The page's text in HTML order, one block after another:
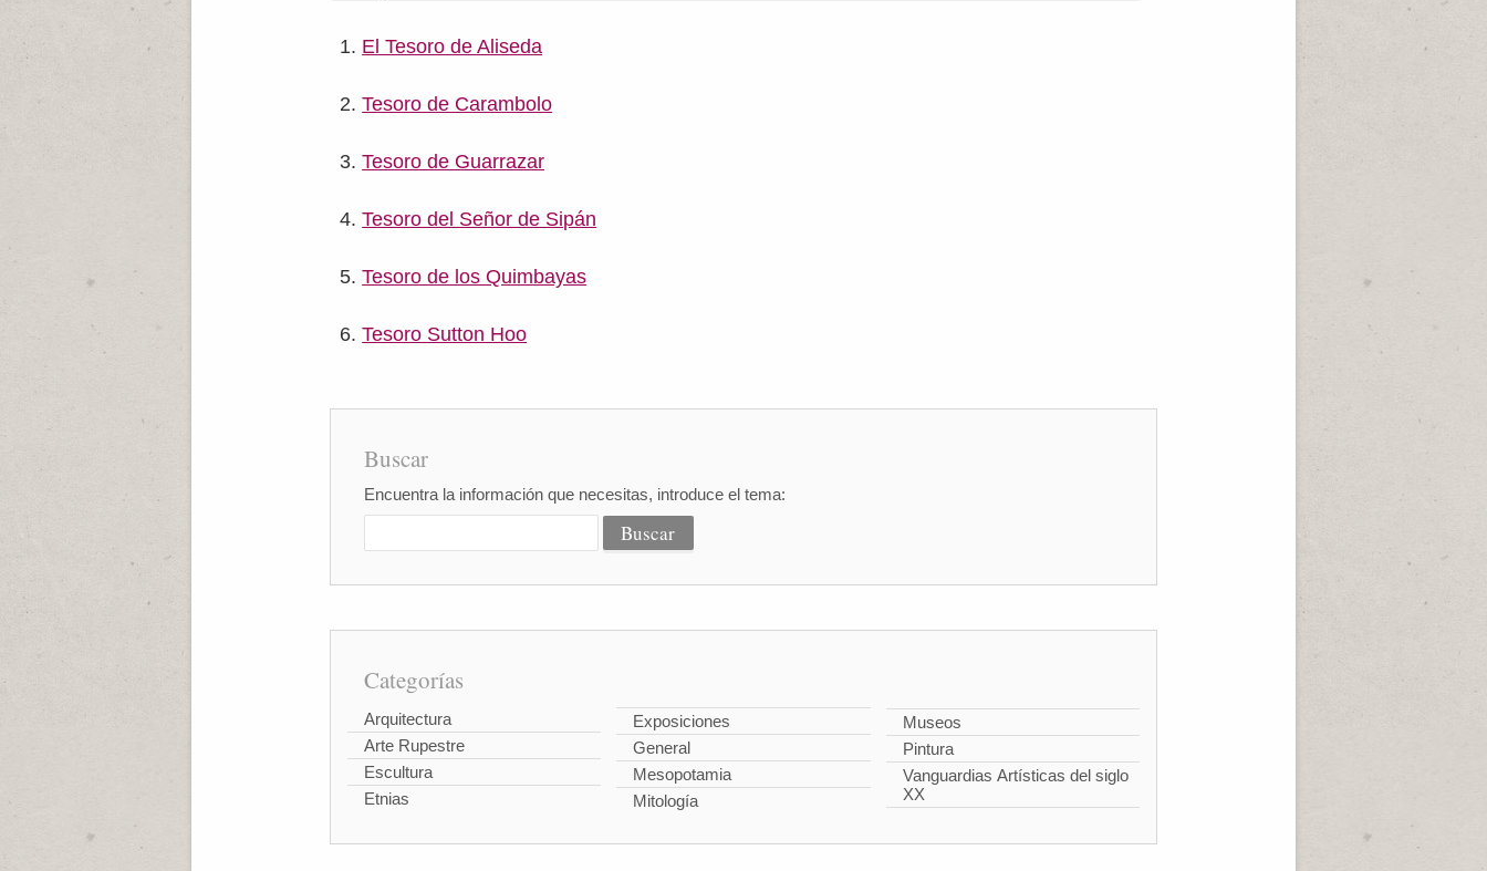
El Tesoro de Aliseda
Tesoro de Carambolo
Tesoro de Guarrazar
Tesoro del Señor de Sipán
Tesoro de los Quimbayas
Tesoro Sutton Hoo
Buscar
Encuentra la información que necesitas, introduce el tema:
Categorías
Arquitectura
Arte Rupestre
Escultura
Etnias
Exposiciones
General
Mesopotamia
Mitología
Museos
Pintura
Vanguardias Artísticas del siglo
XX